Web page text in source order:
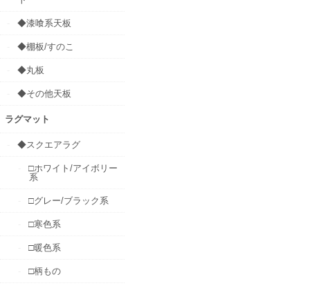
◆漆喰系天板
◆棚板/すのこ
◆丸板
◆その他天板
ラグマット
◆スクエアラグ
□ホワイト/アイボリー
系
□グレー/ブラック系
□寒色系
□暖色系
□柄もの